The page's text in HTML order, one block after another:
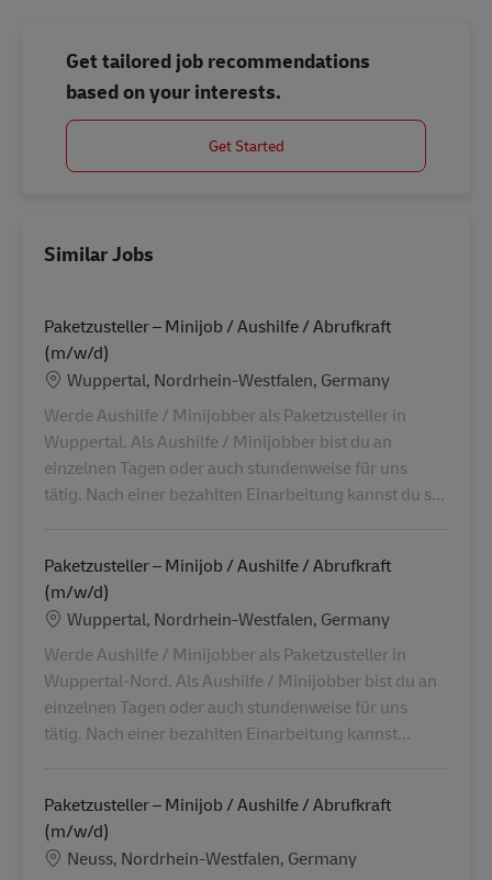
Get tailored job recommendations
based on your interests.
Get Started
Similar Jobs
Paketzusteller – Minijob / Aushilfe / Abrufkraft
(m/w/d)
Location
Wuppertal, Nordrhein-Westfalen, Germany
Werde Aushilfe / Minijobber als Paketzusteller in
Wuppertal. Als Aushilfe / Minijobber bist du an
einzelnen Tagen oder auch stundenweise für uns
tätig. Nach einer bezahlten Einarbeitung kannst du s...
Paketzusteller – Minijob / Aushilfe / Abrufkraft
(m/w/d)
Location
Wuppertal, Nordrhein-Westfalen, Germany
Werde Aushilfe / Minijobber als Paketzusteller in
Wuppertal-Nord. Als Aushilfe / Minijobber bist du an
einzelnen Tagen oder auch stundenweise für uns
tätig. Nach einer bezahlten Einarbeitung kannst...
Paketzusteller – Minijob / Aushilfe / Abrufkraft
(m/w/d)
Location
Neuss, Nordrhein-Westfalen, Germany